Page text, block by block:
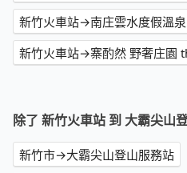
新竹火車站→南庄雲水度假溫泉
新竹火車站→寨酌然 野奢庄園
除了 新竹火車站 到 大霸尖山
新竹市→大霸尖山登山服務站